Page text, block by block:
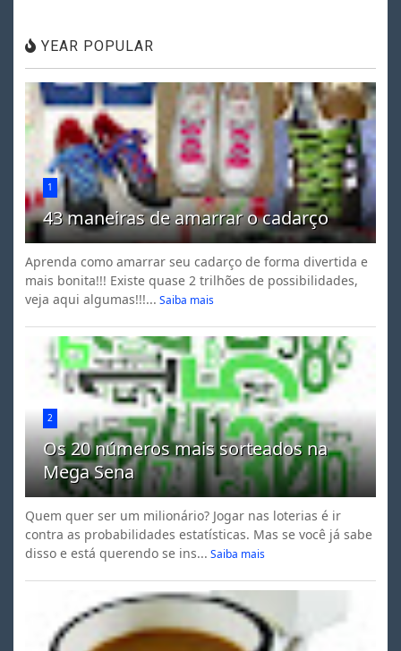
YEAR POPULAR
1
43 maneiras de amarrar o cadarço
Aprenda como amarrar seu cadarço de forma divertida e
mais bonita!!! Existe quase 2 trilhões de possibilidades,
veja aqui algumas!!!... Saiba mais
2
Os 20 números mais sorteados na
Mega Sena
Quem quer ser um milionário? Jogar nas loterias é ir
contra as probabilidades estatísticas. Mas se você já sabe
disso e está querendo se ins... Saiba mais